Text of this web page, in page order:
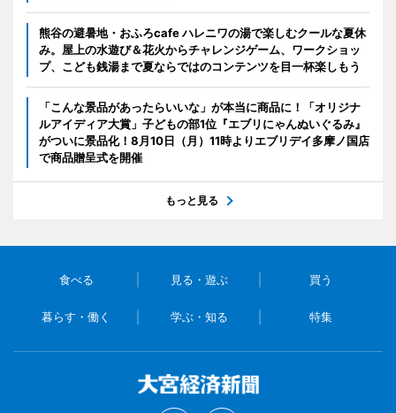
熊谷の避暑地・おふろcafe ハレニワの湯で楽しむクールな夏休
み。屋上の水遊び＆花火からチャレンジゲーム、ワークショッ
プ、こども銭湯まで夏ならではのコンテンツを目一杯楽しもう
「こんな景品があったらいいな」が本当に商品に！「オリジナ
ルアイディア大賞」子どもの部1位『エブリにゃんぬいぐるみ』
がついに景品化！8月10日（月）11時よりエブリデイ多摩ノ国店
で商品贈呈式を開催
もっと見る
食べる 見る・遊ぶ 買う
暮らす・働く 学ぶ・知る 特集